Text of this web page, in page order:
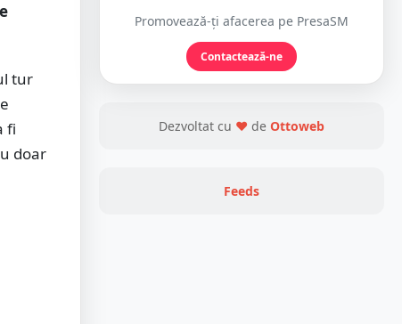
tur
fi
doar
Promovează-ți afacerea pe PresaSM
Contactează-ne
Dezvoltat cu ❤ de Ottoweb
Feeds